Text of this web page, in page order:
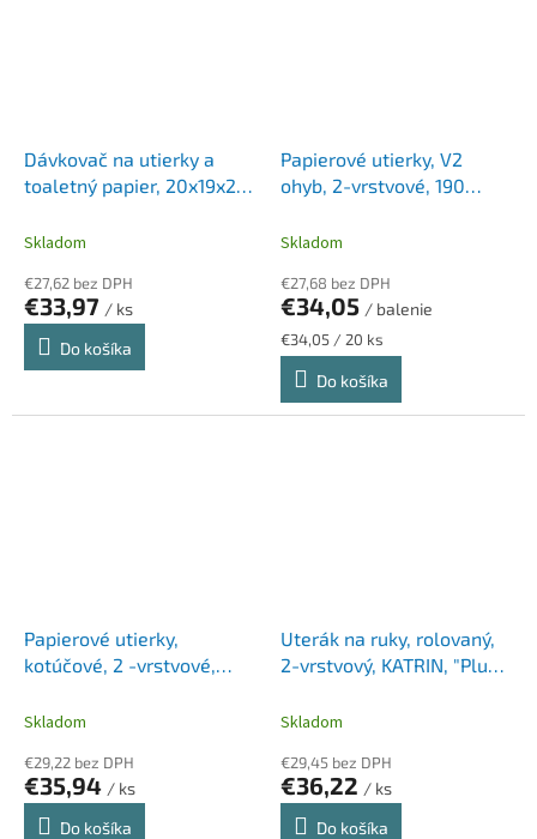
Dávkovač na utierky a
toaletný papier, 20x19x26
Skladom
€27,62 bez DPH
€33,97 / ks
Do košíka
Papierové utierky, V2
ohyb, 2-vrstvové, 190
"EcoNatural"
Skladom
€27,68 bez DPH
€34,05 / balenie
Jednotková
cena:
€34,05 / 20 ks
Do košíka
Papierové utierky,
kotúčové, 2 -vrstvové,
havana hnedé
Skladom
€29,22 bez DPH
€35,94 / ks
Do košíka
Uterák na ruky, rolovaný,
2-vrstvový, KATRIN, "Plus
Skladom
€29,45 bez DPH
€36,22 / ks
Do košíka